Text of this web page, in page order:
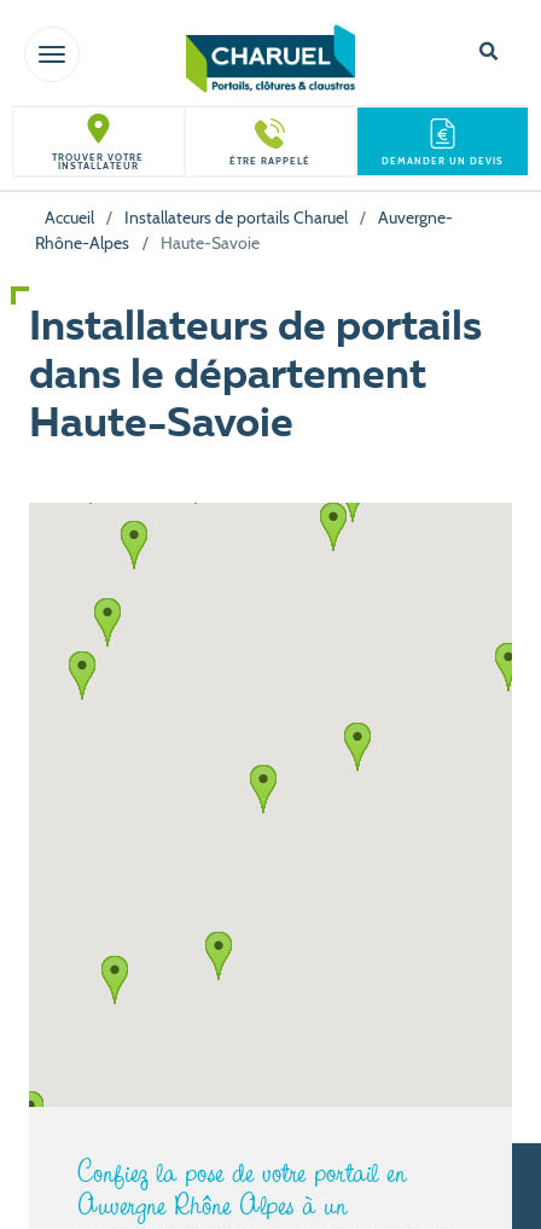
TOGGLE NAVIGATION
TROUVER VOTRE
INSTALLATEUR ÊTRE RAPPELÉ DEMANDER UN DEVIS
Accueil / Installateurs de portails Charuel / Auvergne-
Rhône-Alpes
/ Haute-Savoie
Installateurs de portails
dans le département
Haute-Savoie
Confiez la pose de votre portail en
Auvergne Rhône Alpes à un